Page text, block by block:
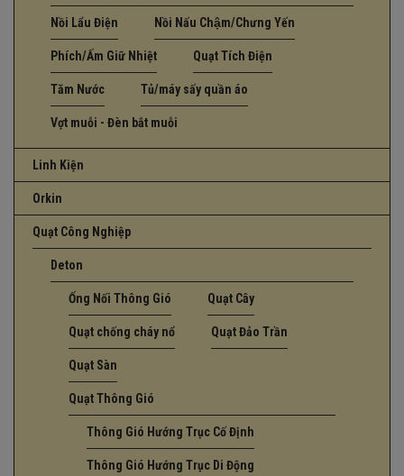
Nồi Lẩu Điện Nồi Nấu Chậm/Chưng Yến
Phích/Ấm Giữ Nhiệt Quạt Tích Điện
Tăm Nước Tủ/máy sấy quần áo
Vợt muỗi - Đèn bắt muỗi
Linh Kiện
Orkin
Quạt Công Nghiệp
Deton
Ống Nối Thông Gió Quạt Cây
Quạt chống cháy nổ Quạt Đảo Trần
Quạt Sàn
Quạt Thông Gió
Thông Gió Hướng Trục Cố Định
Thông Gió Hướng Trục Di Động